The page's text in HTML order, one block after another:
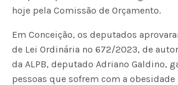
hoje pela Comissão de Orçamento.
Em Conceição, os deputados
de Lei Ordinária nº 672/2023, de
da ALPB, deputado Adriano Galdino,
pessoas que sofrem com a